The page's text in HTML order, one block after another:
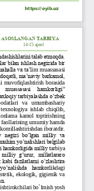
https://eyib.uz
TARBIYA
14-15 aprel
talab etmoqda.
bilan ishlash negizida bir
va ta’lim muassasasi
ma’naviy barkamol,
muvofiqlashtirish borasida
hamkorligi”
tarbiyalashda o’zbek
odatlari   va   umumbashariy
ishlab  chiqilib,
kamol  toptirishning
umumiy hamda
iboratdir.
negizi  bo’lgan  milliy  va
yo’nalishlari belgilab
hamkorligida milliy tarbiya
milliy  g’urur,  millatlararo
fazilatlarni o’zlashtira
hamkorlikdagi
ekologik,  gigienik  va
bo`lmish yosh